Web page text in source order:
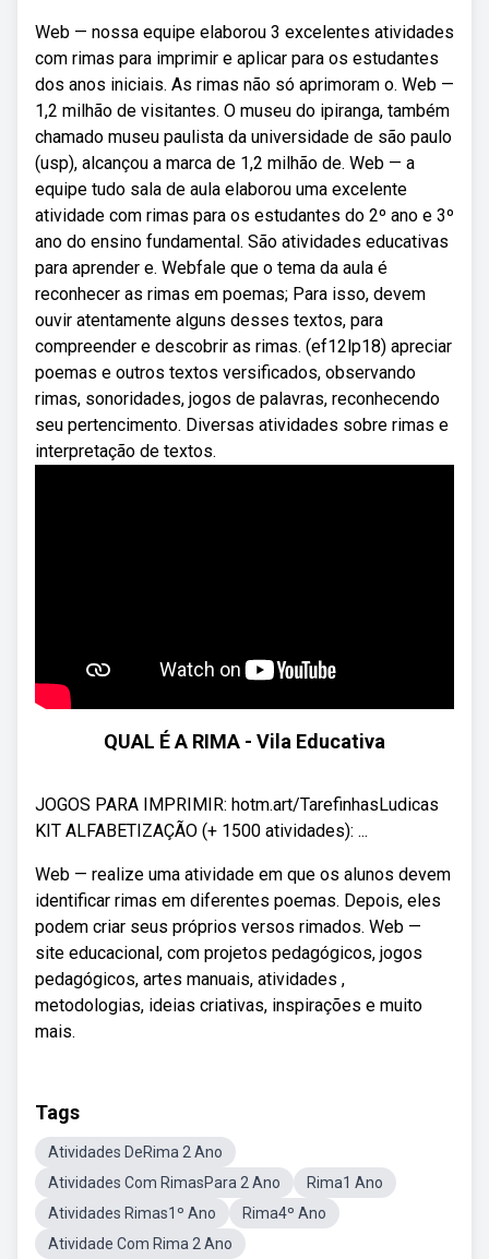
Web — nossa equipe elaborou 3 excelentes atividades
com rimas para imprimir e aplicar para os estudantes
dos anos iniciais. As rimas não só aprimoram o. Web —
1,2 milhão de visitantes. O museu do ipiranga, também
chamado museu paulista da universidade de são paulo
(usp), alcançou a marca de 1,2 milhão de. Web — a
equipe tudo sala de aula elaborou uma excelente
atividade com rimas para os estudantes do 2º ano e 3º
ano do ensino fundamental. São atividades educativas
para aprender e. Webfale que o tema da aula é
reconhecer as rimas em poemas; Para isso, devem
ouvir atentamente alguns desses textos, para
compreender e descobrir as rimas. (ef12lp18) apreciar
poemas e outros textos versificados, observando
rimas, sonoridades, jogos de palavras, reconhecendo
seu pertencimento. Diversas atividades sobre rimas e
interpretação de textos.
QUAL É A RIMA - Vila Educativa
JOGOS PARA IMPRIMIR: hotm.art/TarefinhasLudicas
KIT ALFABETIZAÇÃO (+ 1500 atividades): ...
Web — realize uma atividade em que os alunos devem
identificar rimas em diferentes poemas. Depois, eles
podem criar seus próprios versos rimados. Web —
site educacional, com projetos pedagógicos, jogos
pedagógicos, artes manuais, atividades ,
metodologias, ideias criativas, inspirações e muito
mais.
Tags
Atividades DeRima 2 Ano
Atividades Com RimasPara 2 Ano
Rima1 Ano
Atividades Rimas1º Ano
Rima4º Ano
Atividade Com Rima 2 Ano